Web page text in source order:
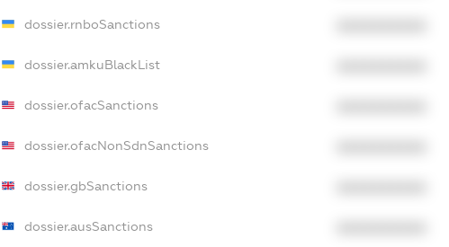
dossier.rnboSanctions
dossier.amkuBlackList
dossier.ofacSanctions
dossier.ofacNonSdnSanctions
dossier.gbSanctions
dossier.ausSanctions